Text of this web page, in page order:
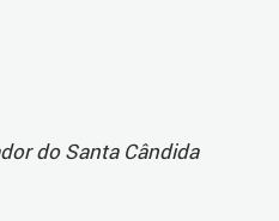
do Santa Cândida